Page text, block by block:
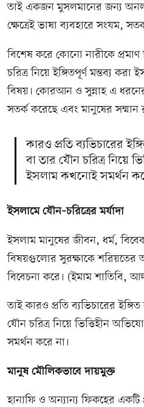
তাই একজন মুসলমানের জন্য
ক্ষেত্রেই ভাষা ব্যবহারে সংযম,
বিশেষ করে কোনো নারীকে প্রমাণ
চরিত্র নিয়ে ইঙ্গিতপূর্ণ মন্তব্য
বিষয়। কোরআন ও সুন্নাহ এ
সতর্ক করেছে এবং মানুষের সম্মান
কারও প্রতি ব্যভিচারের
বা তার যৌন চরিত্র নিয়ে
ইসলাম কখনোই সমর্থন
ইসলামে যৌন–চরিত্রের মর্যাদা
ইসলাম মানুষের জীবন, ধর্ম,
বিষয়গুলোর সুরক্ষাকে শরিয়তের
বিবেচনা করে। (ইমাম শাতিবি,
তাই কারও প্রতি ব্যভিচারের
যৌন চরিত্র নিয়ে ভিত্তিহীন
সমর্থন করে না।
মানুষ মৌলিকভাবে দায়মুক্ত
হানাফি ও অন্যান্য ফিকহের একটি